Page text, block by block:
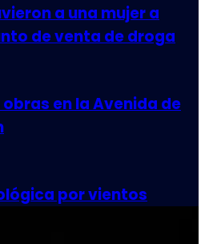
a una mujer a
de venta de droga
en la Avenida de
por vientos